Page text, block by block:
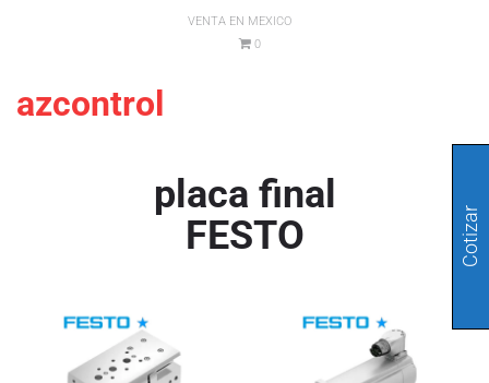
VENTA EN MEXICO
0
azcontrol
placa final
FESTO
Cotizar